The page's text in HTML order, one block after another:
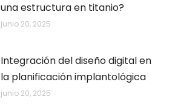
una estructura en titanio?
junio 20, 2025
Integración del diseño digital en
la planificación implantológica
junio 20, 2025